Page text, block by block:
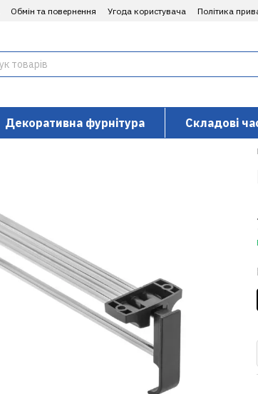
Обмін та повернення Угода користувача Політика
Декоративна фурнітура Складові